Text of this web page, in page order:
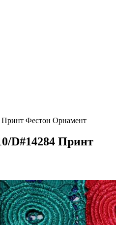
Принт Фестон Орнамент
D#14284 Принт